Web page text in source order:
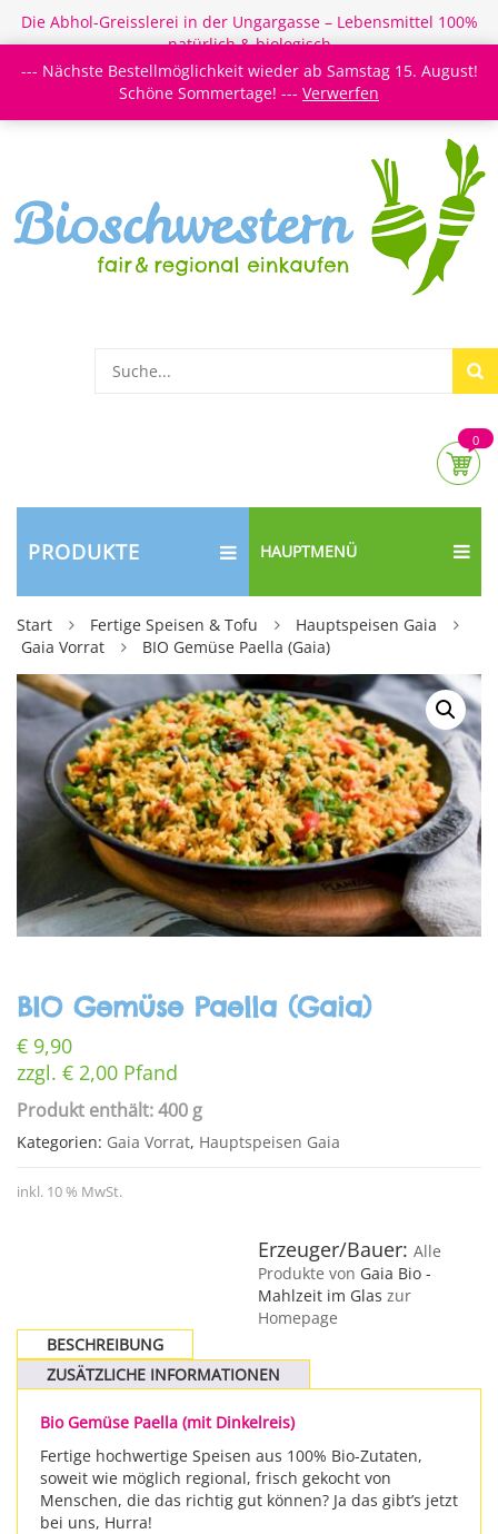
Die Abhol-Greisslerei in der Ungargasse – Lebensmittel 100%
natürlich & biologisch
Login/Register Newsletter Meine Merkzettel
0
PRODUKTE HAUPTMENÜ
Start Fertige Speisen & Tofu
Hauptspeisen Gaia
Gaia Vorrat
BIO Gemüse Paella (Gaia)
BIO Gemüse Paella (Gaia)
€ 9,90
zzgl. € 2,00 Pfand
Produkt enthält: 400 g
Kategorien: Gaia Vorrat, Hauptspeisen Gaia
inkl. 10 % MwSt.
Erzeuger/Bauer:Alle
Produkte von Gaia Bio -
Mahlzeit im Glaszur
Homepage
BESCHREIBUNG
ZUSÄTZLICHE INFORMATIONEN
Bio Gemüse Paella (mit Dinkelreis)
Fertige hochwertige Speisen aus 100% Bio-Zutaten,
soweit wie möglich regional, frisch gekocht von
Menschen, die das richtig gut können? Ja das gibt’s jetzt
bei uns, Hurra!
--- Nächste Bestellmöglichkeit wieder ab Samstag 15. August!
Schöne Sommertage! --- Verwerfen